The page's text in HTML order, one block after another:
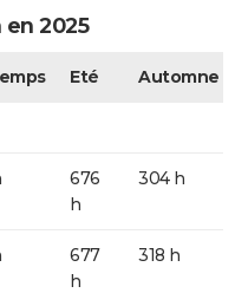
2025
Eté Automne
676
h
304 h
677
h
318 h